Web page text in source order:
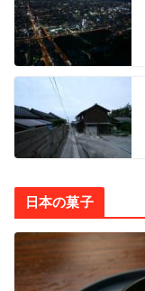
日本の菓子